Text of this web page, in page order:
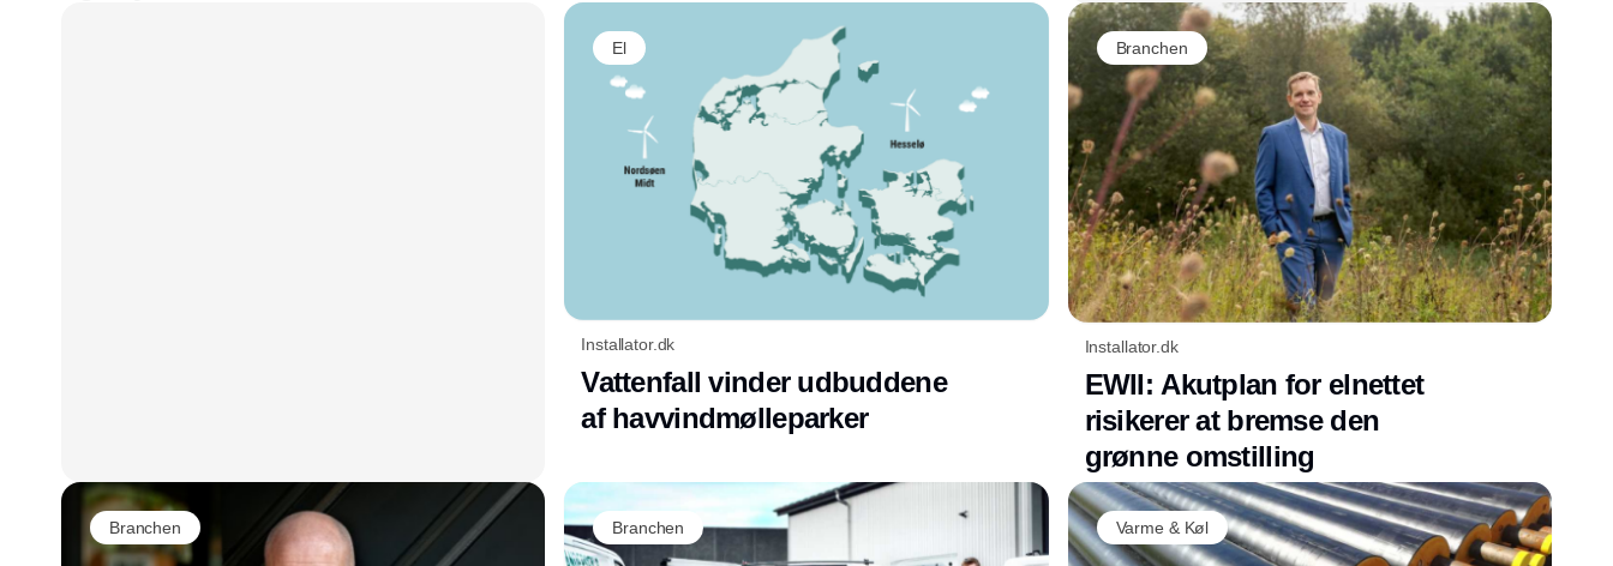
El
Installator.dk
Vattenfall vinder udbuddene
af havvindmølleparker
Branchen
Installator.dk
EWII: Akutplan for elnettet
risikerer at bremse den
grønne omstilling
Branchen Branchen Varme & Køl